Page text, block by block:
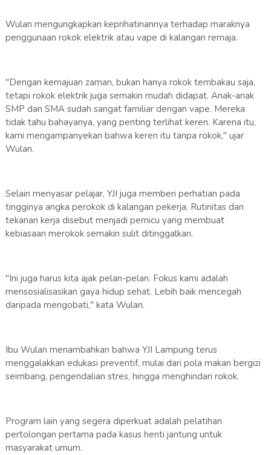
Wulan mengungkapkan keprihatinannya terhadap maraknya
penggunaan rokok elektrik atau vape di kalangan remaja.
"Dengan kemajuan zaman, bukan hanya rokok tembakau saja,
tetapi rokok elektrik juga semakin mudah didapat. Anak-anak
SMP dan SMA sudah sangat familiar dengan vape. Mereka
tidak tahu bahayanya, yang penting terlihat keren. Karena itu,
kami mengampanyekan bahwa keren itu tanpa rokok," ujar
Wulan.
Selain menyasar pelajar, YJI juga memberi perhatian pada
tingginya angka perokok di kalangan pekerja. Rutinitas dan
tekanan kerja disebut menjadi pemicu yang membuat
kebiasaan merokok semakin sulit ditinggalkan.
"Ini juga harus kita ajak pelan-pelan. Fokus kami adalah
mensosialisasikan gaya hidup sehat. Lebih baik mencegah
daripada mengobati," kata Wulan.
Ibu Wulan menambahkan bahwa YJI Lampung terus
menggalakkan edukasi preventif, mulai dari pola makan bergizi
seimbang, pengendalian stres, hingga menghindari rokok.
Program lain yang segera diperkuat adalah pelatihan
pertolongan pertama pada kasus henti jantung untuk
masyarakat umum.